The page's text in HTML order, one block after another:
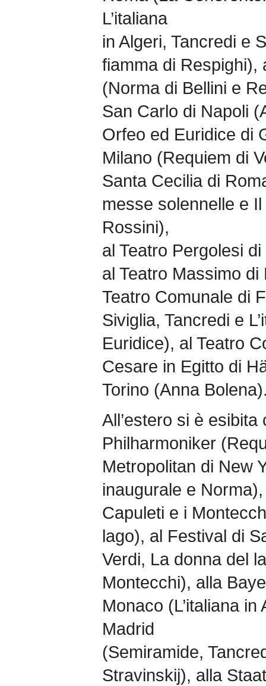
L’italiana
in Algeri, Tancredi e
fiamma di Respighi),
(Norma di Bellini e
San Carlo di Napoli
Orfeo ed Euridice di
Milano (Requiem di
Santa Cecilia di
messe solennelle e
Rossini),
al Teatro Pergolesi
al Teatro Massimo
Teatro Comunale di
Siviglia, Tancredi e
Euridice), al Teatro
Cesare in Egitto di
Torino (Anna
All’estero si è esibita
Philharmoniker
Metropolitan di New
inaugurale e
Capuleti e i
lago), al Festival di
Verdi, La donna del
Montecchi), alla
Monaco (L’italiana
Madrid
(Semiramide,
Stravinskij), alla